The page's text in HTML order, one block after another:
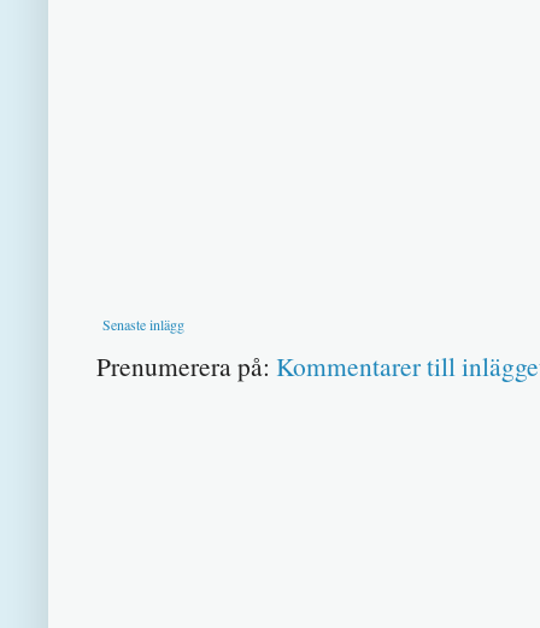
Senaste inlägg
Prenumerera på: Kommentarer till